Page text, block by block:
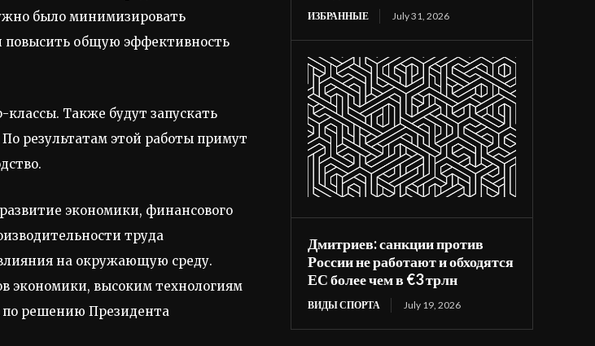
было минимизировать
повысить общую эффективность
Также будут запускать
результатам этой работы примут
экономики, финансового
труда
на окружающую среду.
экономики, высоким технологиям
решению Президента
ИЗБРАННЫЕ July 31, 2026
Дмитриев: санкции против
России не работают и обходятся
ЕС более чем в €3 трлн
ВИДЫ СПОРТА July 19, 2026